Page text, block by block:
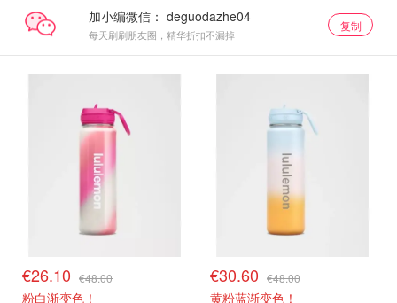
加小编微信：
每天刷刷朋友圈，精华折扣不漏掉
复制
€26.10 €48.00
粉白渐变色！
€30.60 €48.00
黄粉蓝渐变色！